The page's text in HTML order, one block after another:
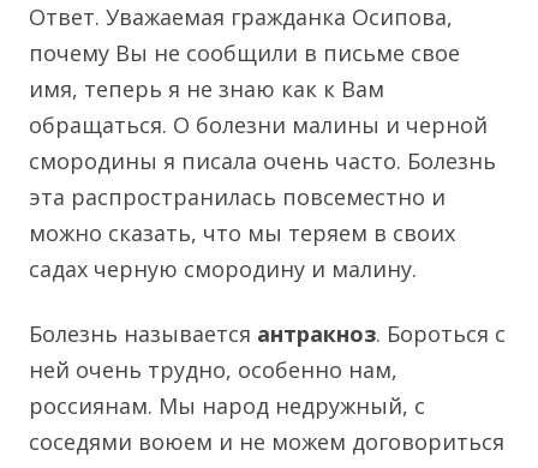
Ответ. Уважаемая гражданка Осипова,
почему Вы не сообщили в письме свое
имя, теперь я не знаю как к Вам
обращаться. О болезни малины и черной
смородины я писала очень часто. Болезнь
эта распространилась повсеместно и
можно сказать, что мы теряем в своих
садах черную смородину и малину.
Болезнь называется антракноз. Бороться с
ней очень трудно, особенно нам,
россиянам. Мы народ недружный, с
соседями воюем и не можем договориться